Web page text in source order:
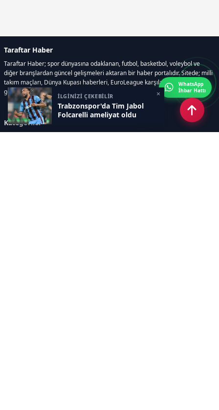
İLGİNİZİ ÇEKEBİLİR
Trabzonspor'da Tim Jabol
Folcarelli ameliyat oldu
×
Taraftar Haber
Taraftar Haber; spor dünyasına odaklanan, futbol, basketbol, voleybol ve
diğer branşlardan güncel gelişmeleri aktaran bir haber portalıdır. Sitede; milli
takım maçları, Dünya Kupası haberleri, EuroLeague karşılaşmaları, transfer
gelişmeleri, sporcuların biyografileri, anketler yer almaktadır.
Kategoriler
WhatsApp
İhbar Hattı